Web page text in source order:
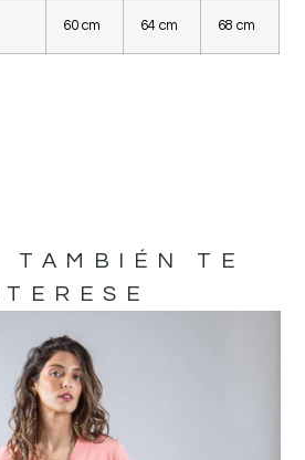
60 cm 64 cm 68 cm
TAMBIÉN TE